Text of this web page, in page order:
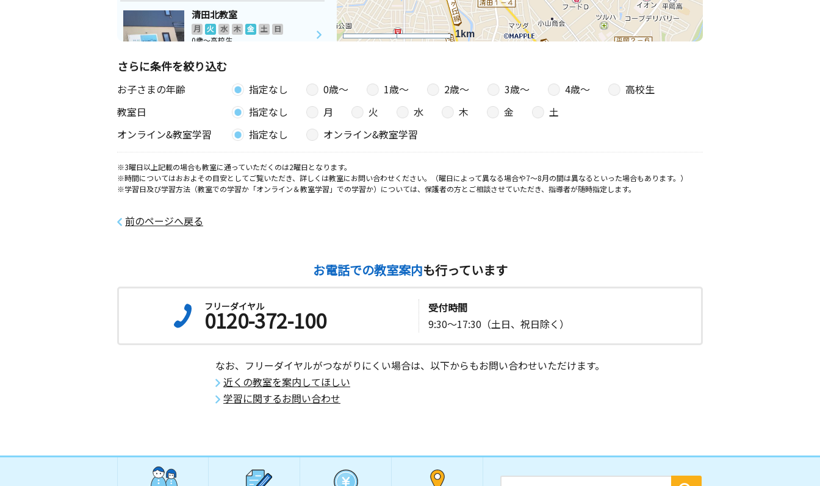
1km
清田北教室
月 火 水 木 金 土
日
0歳～高校生
平岡北教室
木 金 土 日
3歳～高校生
北海道札幌市清田区平岡九条４丁目２－１０平岡
公園会館
さらに条件を絞り込む
お子さまの年齢 指定なし 0歳〜 1歳〜 2歳〜 3歳〜 4歳〜
高校生
教室日
指定なし 月 火 水 木 金
土
オンライン&教室学習
指定なし オンライン&教室学習
※3曜日以上記載の場合も教室に通っていただくのは2曜日となります。
※時間についてはおおよその目安としてご覧いただき、詳しくは教室にお問い合わせください。（曜日によって異なる場合や7～8月の間は異なるといった場合もあります。）
※学習日及び学習方法（教室での学習か「オンライン＆教室学習」での学習か）については、保護者の方とご相談させていただき、指導者が随時指定します。
前のページへ戻る
お電話での教室案内も行っています
フリーダイヤル
0120-372-100
受付時間
9:30～17:30（土日、祝日除く）
なお、フリーダイヤルがつながりにくい場合は、以下からもお問い合わせいただけます。
近くの教室を案内してほしい
学習に関するお問い合わせ